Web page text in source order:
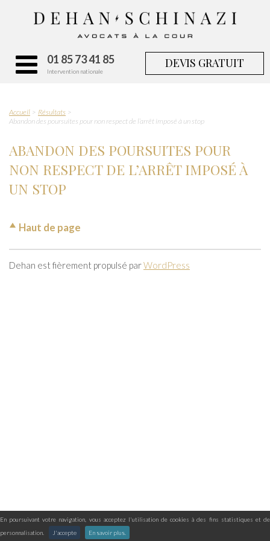
En poursuivant votre navigation, vous acceptez l'utilisation de cookies à des fins statistiques et de
personnalisation.
J'accepte En savoir plus.
01 85 73 41 85
Intervention nationale
DEVIS GRATUIT
Accueil
Résultats
Abandon des poursuites pour non respect de l’arrêt imposé à un stop
ABANDON DES POURSUITES POUR
NON RESPECT DE L’ARRÊT IMPOSÉ À
UN STOP
Haut de page
Dehan est fièrement propulsé parWordPress